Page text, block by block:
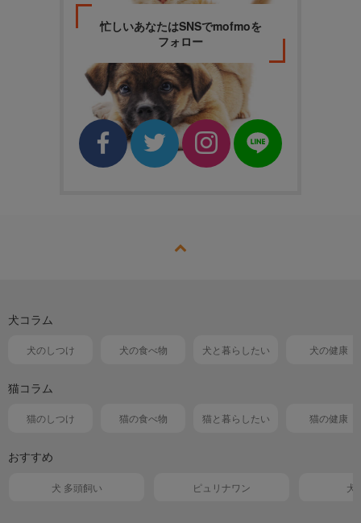
忙しいあなたはSNSでmofmoを
フォロー
犬コラム
犬のしつけ 犬の食べ物 犬と暮らしたい 犬の健康
猫コラム
猫のしつけ 猫の食べ物 猫と暮らしたい 猫の健康
おすすめ
犬 多頭飼い ピュリナワン 犬